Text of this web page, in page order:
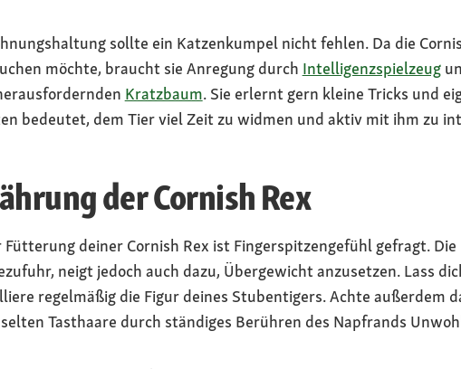
sollte ein Katzenkumpel nicht fehlen. Da die
möchte, braucht sie Anregung durch Intelligenzspielzeug
Kratzbaum. Sie erlernt gern kleine Tricks und
bedeutet, dem Tier viel Zeit zu widmen und aktiv mit ihm zu
der Cornish Rex
Fütterung deiner Cornish Rex ist Fingerspitzengefühl gefragt.
neigt jedoch auch dazu, Übergewicht anzusetzen. Lass
regelmäßig die Figur deines Stubentigers. Achte außerdem
Tasthaare durch ständiges Berühren des Napfrands